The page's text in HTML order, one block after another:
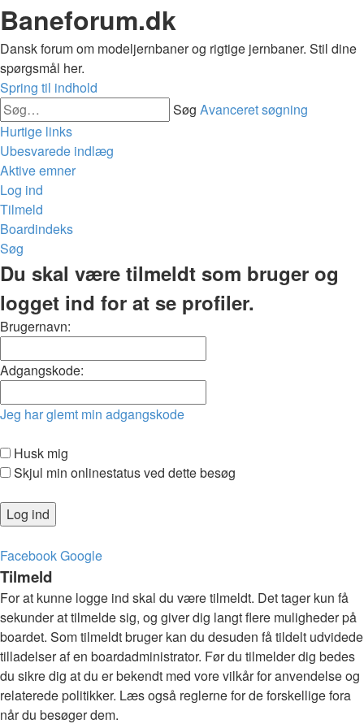
Baneforum.dk
Dansk forum om modeljernbaner og rigtige jernbaner. Stil dine
spørgsmål her.
Spring til indhold
Søg Avanceret søgning
Hurtige links
Ubesvarede indlæg
Aktive emner
Log ind
Tilmeld
Boardindeks
Søg
Du skal være tilmeldt som bruger og
logget ind for at se profiler.
Brugernavn:
Adgangskode:
Jeg har glemt min adgangskode
Husk mig
Skjul min onlinestatus ved dette besøg
FacebookGoogle
Tilmeld
For at kunne logge ind skal du være tilmeldt. Det tager kun få
sekunder at tilmelde sig, og giver dig langt flere muligheder på
boardet. Som tilmeldt bruger kan du desuden få tildelt udvidede
tilladelser af en boardadministrator. Før du tilmelder dig bedes
du sikre dig at du er bekendt med vore vilkår for anvendelse og
relaterede politikker. Læs også reglerne for de forskellige fora
når du besøger dem.